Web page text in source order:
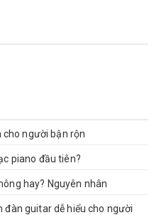
cho người bận rộn
piano đầu tiên?
hay? Nguyên nhân
đàn guitar dễ hiểu cho người